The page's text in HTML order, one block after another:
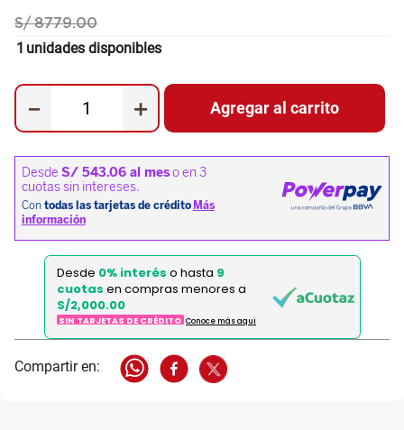
S/ 8779.00
1 unidades disponibles
＋
－ Agregar al carrito
Desde 0% interés o hasta 9
cuotas en compras menores a
S/2,000.00
SIN TARJETAS DE CRÉDITO Conoce más aqui